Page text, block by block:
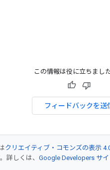
この情報は役に立ちまし
フィードバックを送
クリエイティブ・コモンズの表示
詳しくは、 Google Developers サ